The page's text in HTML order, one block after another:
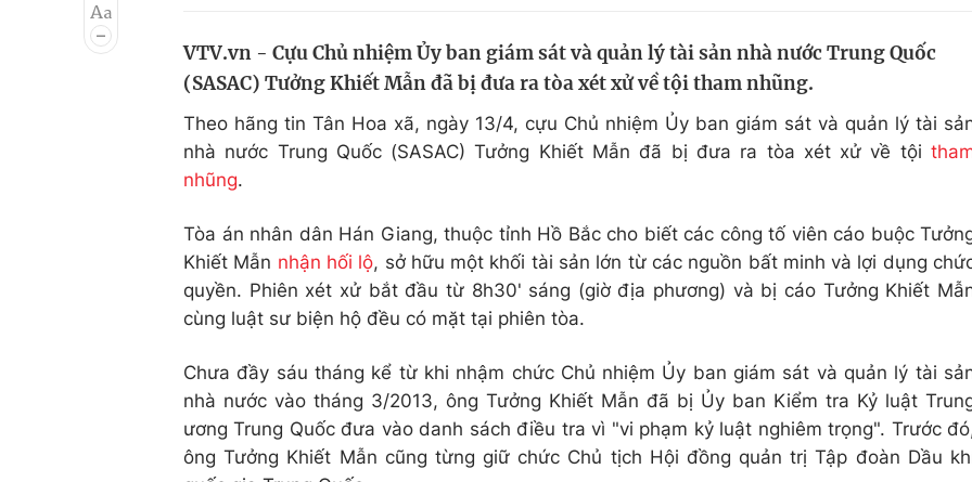
Âm nhạc
Chất lượng cuộc sống
Thị trường
VTV.vn - Cựu Chủ nhiệm Ủy ban giám sát và quản lý tài sản nhà nước Trung Quốc
(SASAC) Tưởng Khiết Mẫn đã bị đưa ra tòa xét xử về tội tham nhũng.
Theo hãng tin Tân Hoa xã, ngày 13/4, cựu Chủ nhiệm Ủy ban giám sát và quản lý tài
nhà nước Trung Quốc (SASAC) Tưởng Khiết Mẫn đã bị đưa ra tòa xét xử về tội
nhũng.
Tòa án nhân dân Hán Giang, thuộc tỉnh Hồ Bắc cho biết các công tố viên cáo buộc
Khiết Mẫn nhận hối lộ, sở hữu một khối tài sản lớn từ các nguồn bất minh và lợi dụng
quyền. Phiên xét xử bắt đầu từ 8h30' sáng (giờ địa phương) và bị cáo Tưởng Khiết
cùng luật sư biện hộ đều có mặt tại phiên tòa.
Chưa đầy sáu tháng kể từ khi nhậm chức Chủ nhiệm Ủy ban giám sát và quản lý tài
nhà nước vào tháng 3/2013, ông Tưởng Khiết Mẫn đã bị Ủy ban Kiểm tra Kỷ luật
ương Trung Quốc đưa vào danh sách điều tra vì "vi phạm kỷ luật nghiêm trọng". Trước
ông Tưởng Khiết Mẫn cũng từng giữ chức Chủ tịch Hội đồng quản trị Tập đoàn Dầu